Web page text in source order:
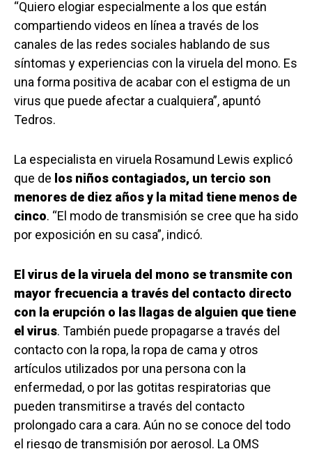
“Quiero elogiar especialmente a los que están
compartiendo videos en línea a través de los
canales de las redes sociales hablando de sus
síntomas y experiencias con la viruela del mono. Es
una forma positiva de acabar con el estigma de un
virus que puede afectar a cualquiera”, apuntó
Tedros.
La especialista en viruela Rosamund Lewis explicó
que de los niños contagiados, un tercio son
menores de diez años y la mitad tiene menos de
cinco. “El modo de transmisión se cree que ha sido
por exposición en su casa”, indicó.
El virus de la viruela del mono se transmite con
mayor frecuencia a través del contacto directo
con la erupción o las llagas de alguien que tiene
el virus. También puede propagarse a través del
contacto con la ropa, la ropa de cama y otros
artículos utilizados por una persona con la
enfermedad, o por las gotitas respiratorias que
pueden transmitirse a través del contacto
prolongado cara a cara. Aún no se conoce del todo
el riesgo de transmisión por aerosol. La OMS